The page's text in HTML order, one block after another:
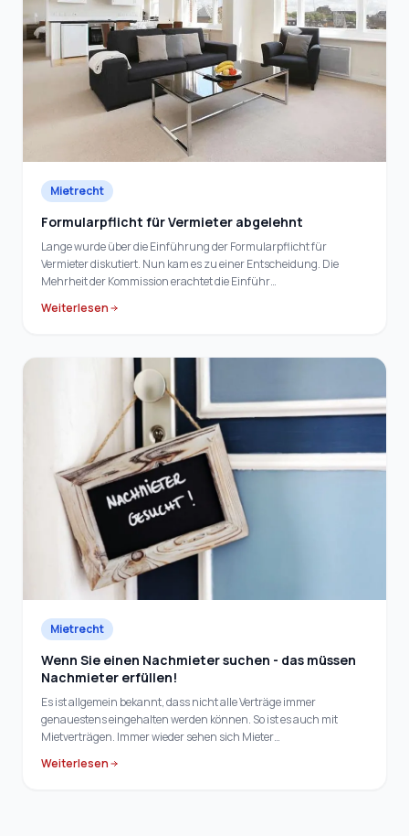
Mietrecht
Formularpflicht für Vermieter abgelehnt
Lange wurde über die Einführung der Formularpflicht für
Vermieter diskutiert. Nun kam es zu einer Entscheidung. Die
Mehrheit der Kommission erachtet die Einführ…
Weiterlesen
Mietrecht
Wenn Sie einen Nachmieter suchen - das müssen
Nachmieter erfüllen!
Es ist allgemein bekannt, dass nicht alle Verträge immer
genauestens eingehalten werden können. So ist es auch mit
Mietverträgen. Immer wieder sehen sich Mieter…
Weiterlesen